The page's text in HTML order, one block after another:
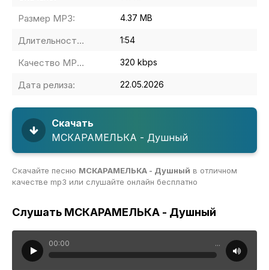
Размер MP3: 4.37 MB
Длительность MP3: 1:54
Качество MP3: 320 kbps
Дата релиза: 22.05.2026
Скачать
MCКАРАМЕЛЬКА - Душный
Скачайте песню MCКАРАМЕЛЬКА - Душный в отличном
качестве mp3 или слушайте онлайн бесплатно
Слушать MCКАРАМЕЛЬКА - Душный
00:00 ...